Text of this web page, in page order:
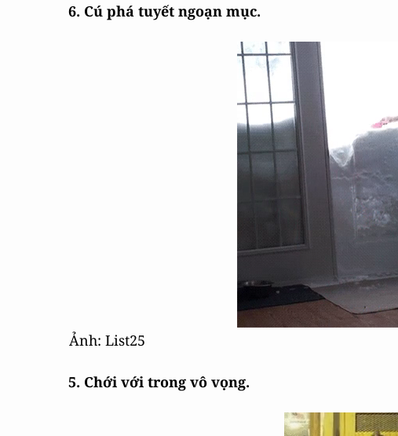
6. Cú phá tuyết ngoạn mục.
Ảnh: List25
5. Chới với trong vô vọng.